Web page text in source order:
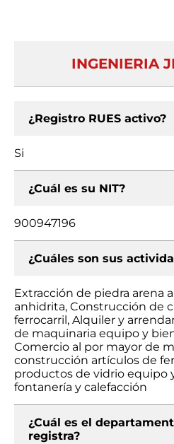
INGENIERIA
¿Registro RUES activo?
Si
¿Cuál es su NIT?
900947196
¿Cuáles son sus
Extracción de piedra arena
anhidrita, Construcción de
ferrocarril, Alquiler y
de maquinaria equipo y
Comercio al por mayor de
construcción artículos de
productos de vidrio equipo
fontanería y calefacción
¿Cuál es el
registra?